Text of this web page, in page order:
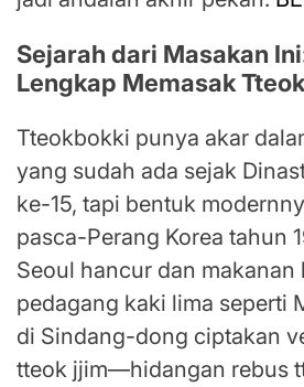
Sejarah dari Masakan
Lengkap Memasak
Tteokbokki punya akar
yang sudah ada sejak
ke-15, tapi bentuk
pasca-Perang Korea tahun
Seoul hancur dan makanan
pedagang kaki lima seperti
di Sindang-dong ciptakan
tteok jjim—hidangan rebus